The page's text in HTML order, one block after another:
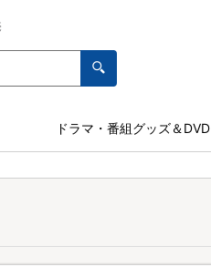
ドラマ・番組グッズ＆DVD